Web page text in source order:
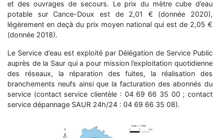
et des ouvrages de secours. Le prix du mètre cube d’eau
potable sur Cance-Doux est de 2,01 € (donnée 2020),
légèrement en deçà du prix moyen national qui est de 2,05 €
(donnée 2018).
Le Service d’eau est exploité par Délégation de Service Public
auprès de la Saur qui a pour mission l’exploitation quotidienne
des réseaux, la réparation des fuites, la réalisation des
branchements neufs ainsi que la facturation des abonnés du
service (contact service clientèle : 04 69 66 35 00 ; contact
service dépannage SAUR 24h/24 : 04 69 66 35 08).